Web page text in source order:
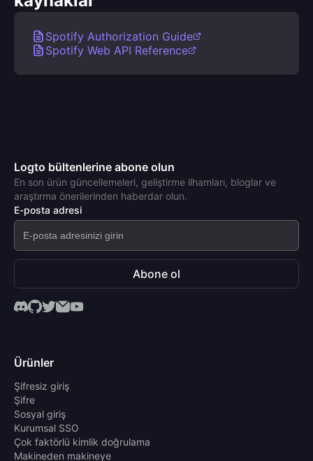
Spotify Authorization Guide
Spotify Web API Reference
Logto bültenlerine abone olun
En son ürün güncellemeleri, geliştirme ilhamları, bloglar ve
araştırma önerilerinden haberdar olun.
E-posta adresi
Abone ol
Ürünler
Şifresiz giriş
Şifre
Sosyal giriş
Kurumsal SSO
Çok faktörlü kimlik doğrulama
Makineden makineye